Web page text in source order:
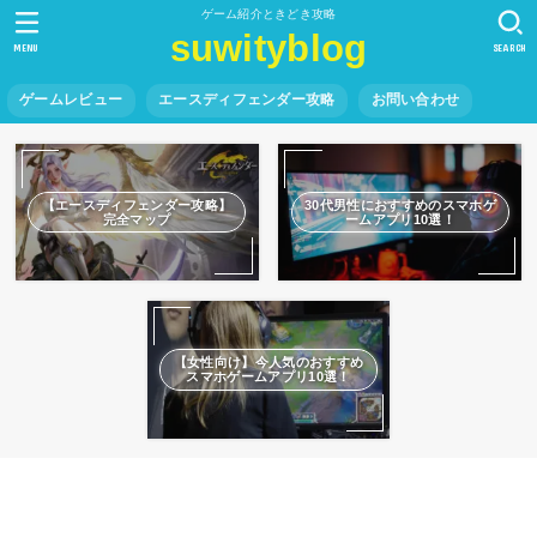
ゲーム紹介ときどき攻略
suwityblog
ゲームレビュー エースディフェンダー攻略 お問い合わせ
SEARCH
MENU
【エースディフェンダー攻略】
完全マップ
30代男性におすすめのスマホゲ
ームアプリ10選！
【女性向け】今人気のおすすめ
スマホゲームアプリ10選！